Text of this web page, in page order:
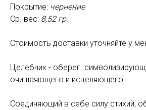
Покрытие: чернение
Ср. вес: 8,52 гр.
Стоимость доставки уточняйте у
Целебник - оберег.
очищаяющего и исцеляющего.
Соединяющий в себе силу стихий,